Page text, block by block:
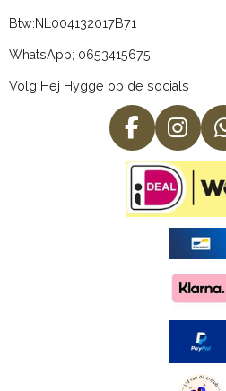
Btw:NL004132017B71
WhatsApp; 0653415675
Volg Hej Hygge op de socials
F
a
c
e
b
I
n
s
t
a
r
a
m
p